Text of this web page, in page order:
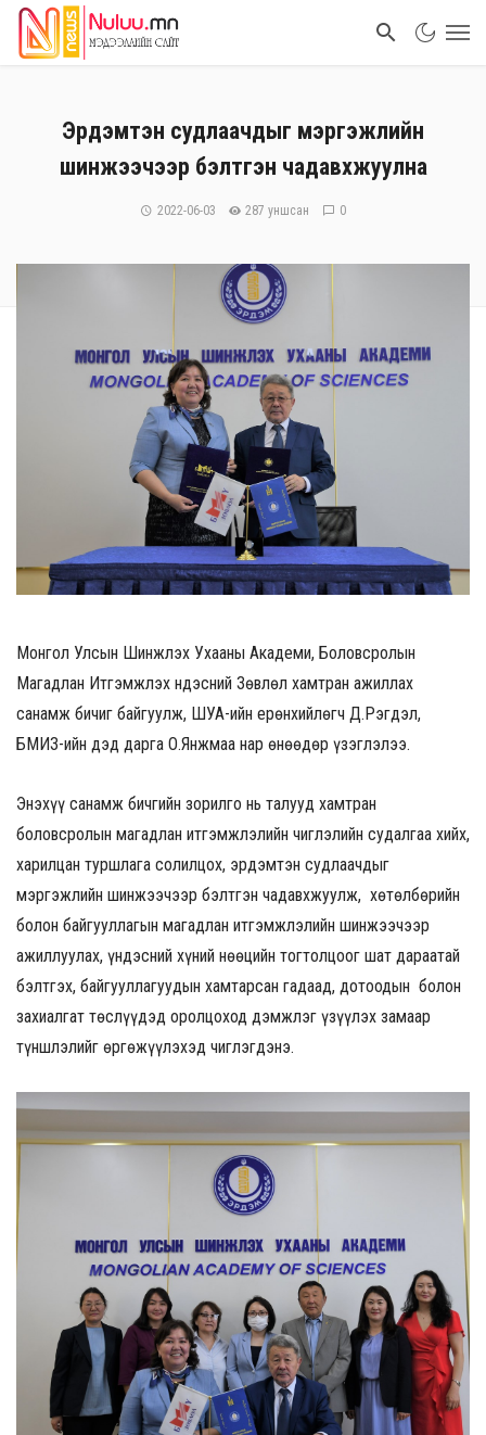
Эрдэмтэн судлаачдыг мэргэжлийн
шинжээчээр бэлтгэн чадавхжуулна
2022-06-03 287 уншсан 0
Монгол Улсын Шинжлэх Ухааны Академи, Боловсролын
Магадлан Итгэмжлэх Үндэсний Зөвлөл хамтран ажиллах
санамж бичиг байгуулж, ШУА-ийн ерөнхийлөгч Д.Рэгдэл,
БМИҮЗ-ийн дэд дарга О.Янжмаа нар өнөөдөр үзэглэлээ.
Энэхүү санамж бичгийн зорилго нь талууд хамтран
боловсролын магадлан итгэмжлэлийн чиглэлийн судалгаа хийх,
харилцан туршлага солилцох, эрдэмтэн судлаачдыг
мэргэжлийн шинжээчээр бэлтгэн чадавхжуулж, хөтөлбөрийн
болон байгууллагын магадлан итгэмжлэлийн шинжээчээр
ажиллуулах, үндэсний хүний нөөцийн тогтолцоог шат дараатай
бэлтгэх, байгууллагуудын хамтарсан гадаад, дотоодын болон
захиалгат төслүүдэд оролцоход дэмжлэг үзүүлэх замаар
түншлэлийг өргөжүүлэхэд чиглэгдэнэ.